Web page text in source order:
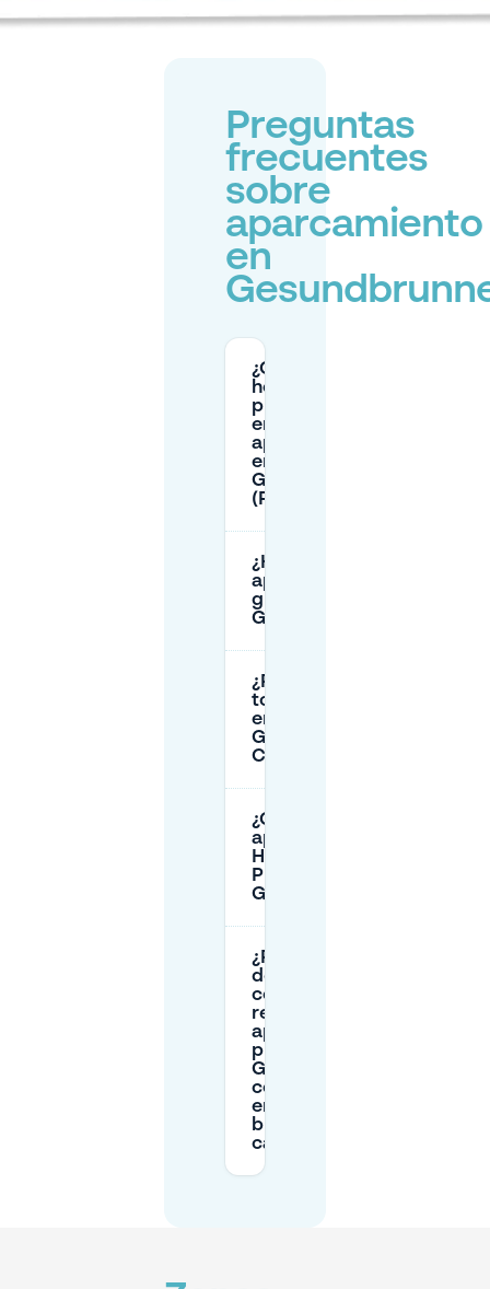
Preguntas
frecuentes
sobre
aparcamiento
en
¿Cuáles son los
horarios y el
precio por hora
en la zona de
aparcamiento
en
Gesundbrunnen
(Parkzone 80)?
¿Hay
aparcamiento
gratuito en
Gesundbrunnen?
¿Puedo aparcar
toda la noche
en el garaje del
Gesundbrunnen
Center?
¿Cuánto cuesta
aparcar en
Hanne-Sobek-
Platz (Bahnhof
Gesundbrunnen)?
¿Por qué
debería
considerar
reservar
aparcamiento
privado en
Gesundbrunnen
con Mobypark
en lugar de
buscar en la
calle?